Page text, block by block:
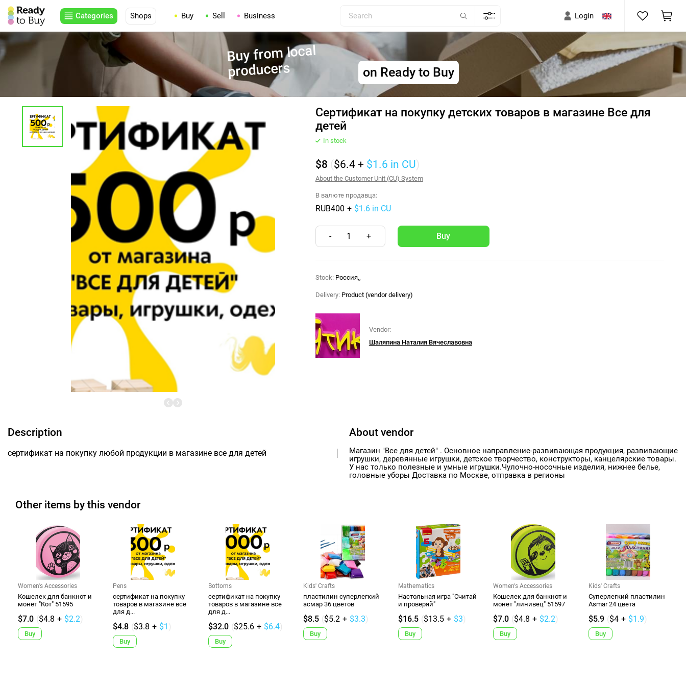
Categories Shops Buy Sell Business Login
Buy from local
producers on Ready to Buy
Сертификат на покупку детских товаров в магазине Все для
детей
In stock
$8 ($6.4 + $1.6 in CU)
About the Customer Unit (CU) System
В валюте продавца:
RUB400 + $1.6 in CU
- 1 +
Stock: Россия,,
Delivery: Product (vendor delivery)
Vendor:
Шаляпина Наталия Вячеславовна
Description
сертификат на покупку любой продукции в магазине все для детей
About vendor
Магазин "Все для детей" . Основное направление-развивающая продукция, развивающие
игрушки, деревянные игрушки, детское творчество, конструкторы, канцелярские товары.
У нас только полезные и умные игрушки.Чулочно-носочные изделия, нижнее белье,
головные уборы Доставка по Москве, отправка в регионы
Other items by this vendor
Women's Accessories
Кошелек для банкнот и
монет "Кот" 51595
$7.0 ($4.8 + $2.2)
Buy
Pens
сертификат на покупку
товаров в магазине все
для д...
$4.8 ($3.8 + $1 )
Buy
Bottoms
сертификат на покупку
товаров в магазине все
для д...
$32.0 ($25.6 + $6.4)
Buy
Kids' Crafts
пластилин суперлегкий
асмар 36 цветов
$8.5 ($5.2 + $3.3)
Buy
Mathematics
Настольная игра "Считай
и проверяй"
$16.5 ($13.5 + $3)
Buy
Women's Accessories
Кошелек для банкнот и
монет "линивец" 51597
$7.0 ($4.8 + $2.2)
Buy
Kids' Crafts
Суперлегкий плаcтилин
Asmar 24 цвета
$5.9 ($4 + $1.9)
Buy